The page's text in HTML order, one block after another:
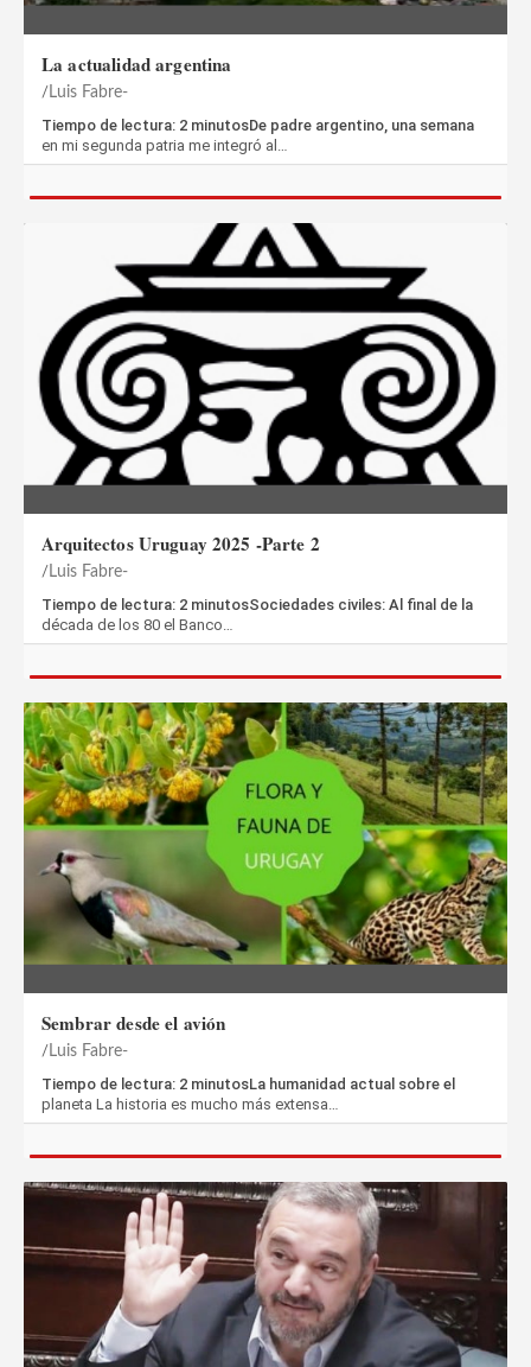
La actualidad argentina
Luis Fabre-
Tiempo de lectura: 2 minutosDe padre argentino, una semana
en mi segunda patria me integró al…
Arquitectos Uruguay 2025 -Parte 2
Luis Fabre-
Tiempo de lectura: 2 minutosSociedades civiles: Al final de la
década de los 80 el Banco…
Sembrar desde el avión
Luis Fabre-
Tiempo de lectura: 2 minutosLa humanidad actual sobre el
planeta La historia es mucho más extensa…